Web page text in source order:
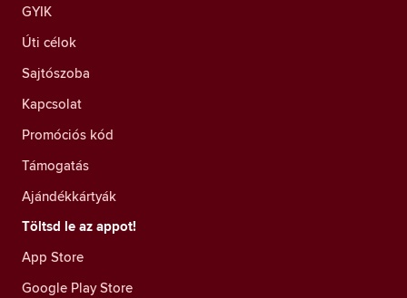
GYIK
Úti célok
Sajtószoba
Kapcsolat
Promóciós kód
Támogatás
Ajándékkártyák
Töltsd le az appot!
App Store
Google Play Store